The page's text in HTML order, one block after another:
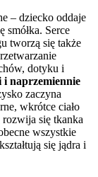
– dziecko oddaje
smółka. Serce
tworzą się także
dotyku i
i naprzemiennie
zaczyna
wkrótce ciało
się tkanka
wszystkie
się jądra i